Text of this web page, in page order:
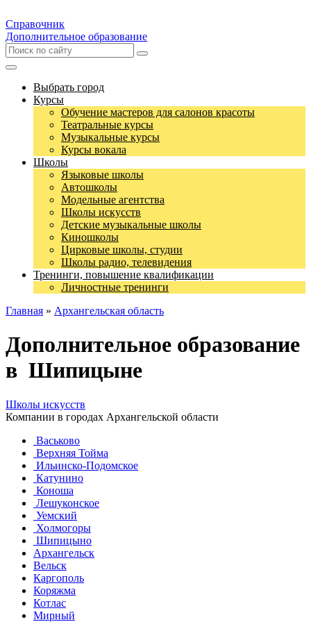
Справочник
Дополнительное образование
Выбрать город
Курсы
Обучение мастеров для салонов красоты
Театральные курсы
Музыкальные курсы
Курсы вокала
Школы
Языковые школы
Автошколы
Модельные агентства
Школы искусств
Детские музыкальные школы
Киношколы
Цирковые школы, студии
Школы радио, телевидения
Тренинги, повышение квалификации
Личностные тренинги
Главная » Архангельская область
Дополнительное образование
в Шипицыне
Школы искусств
Компании в городах Архангельской области
Васьково
Верхняя Тойма
Ильинско-Подомское
Катунино
Коноша
Лешуконское
Уемский
Холмогоры
Шипицыно
Архангельск
Вельск
Каргополь
Коряжма
Котлас
Мирный